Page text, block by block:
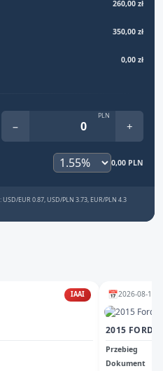
260,00 zł
350,00 zł
0,00 zł
−
PLN
+
0,00 PLN
EUR 0.87, USD/PLN 3.73, EUR/PLN 4.3
IAAI 📅2026-08-10
2015 FORD
Przebieg
Dokument